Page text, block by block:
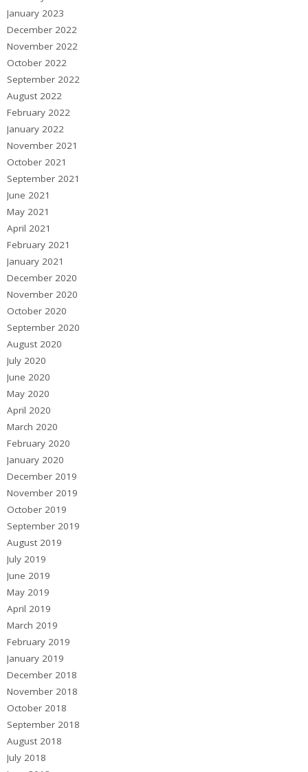
January 2023
December 2022
November 2022
October 2022
September 2022
August 2022
February 2022
January 2022
November 2021
October 2021
September 2021
June 2021
May 2021
April 2021
February 2021
January 2021
December 2020
November 2020
October 2020
September 2020
August 2020
July 2020
June 2020
May 2020
April 2020
March 2020
February 2020
January 2020
December 2019
November 2019
October 2019
September 2019
August 2019
July 2019
June 2019
May 2019
April 2019
March 2019
February 2019
January 2019
December 2018
November 2018
October 2018
September 2018
August 2018
July 2018